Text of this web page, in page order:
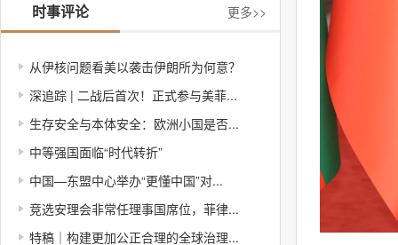
时事评论 更多>>
从伊核问题看美以袭击伊朗所为何意？
深追踪 | 二战后首次！正式参与美菲...
生存安全与本体安全：欧洲小国是否...
中等强国面临“时代转折”
中国—东盟中心举办“更懂中国”对...
竞选安理会非常任理事国席位，菲律...
特稿｜构建更加公正合理的全球治理...